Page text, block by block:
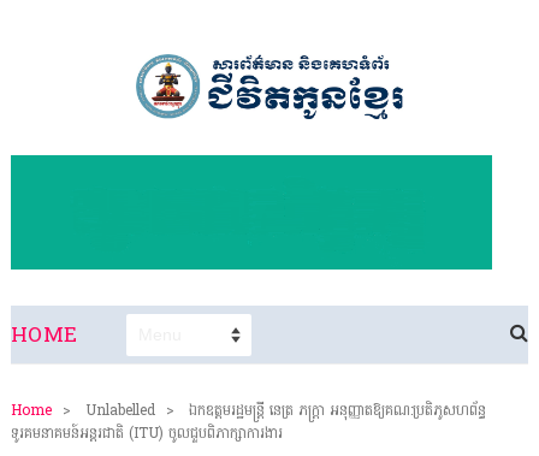
HOME
Home > Unlabelled >
ឯកឧត្តមរដ្ឋមន្ត្រី នេត្រ ភក្ត្រា អនុញ្ញាតឱ្យគណ:ប្រតិភូសហព័ន្ធ
ទូរគមនាគមន៍អន្តរជាតិ (ITU) ចូលជួបពិភាក្សាការងារ